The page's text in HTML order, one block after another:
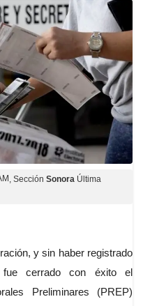
, Sección Sonora Última
y sin haber registrado
fue cerrado con éxito el
Preliminares (PREP)